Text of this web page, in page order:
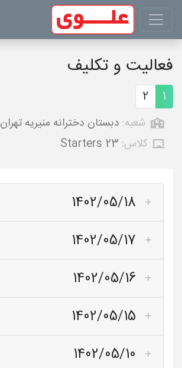
فعالیت و تکلیف
1
2
شعبه: دبستان دخترانه منیریه تهران
کلاس: Starters 23
1402/05/18
1402/05/17
1402/05/16
1402/05/15
1402/05/10